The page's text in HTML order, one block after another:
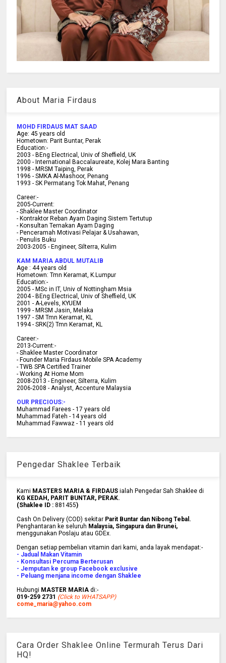
About Maria Firdaus
MOHD FIRDAUS MAT SAAD
Age: 45 years old
Hometown: Parit Buntar, Perak
Education:-
2003 -BEng Electrical, Univ of Sheffield, UK
2000 -International Baccalaureate, Kolej Mara Banting
1998 -MRSM Taiping, Perak
1996 - SMKA Al-Mashoor, Penang
1993 - SK Permatang Tok Mahat, Penang
Career:-
2005-Current:
- Shaklee Master Coordinator
- Kontraktor Reban Ayam Daging Sistem Tertutup
- Konsultan Ternakan Ayam Daging
- Penceramah Motivasi Pelajar & Usahawan,
- Penulis Buku
2003-2005 -Engineer, Silterra, Kulim
KAM MARIA ABDUL MUTALIB
Age : 44 years old
Hometown: Tmn Keramat, K.Lumpur
Education:-
2005 - MSc in IT, Univ of Nottingham Msia
2004 -BEng Electrical, Univ of Sheffield, UK
2001 - A-Levels, KYUEM
1999 -MRSM Jasin, Melaka
1997 -SM Tmn Keramat, KL
1994 -SRK(2) Tmn Keramat, KL
Career:-
2013-Current:-
- Shaklee Master Coordinator
- Founder Maria Firdaus Mobile SPA Academy
- TWB SPA Certified Trainer
- Working At Home Mom
2008-2013 - Engineer, Silterra, Kulim
2006-2008 - Analyst, Accenture Malaysia
OUR PRECIOUS:-
Muhammad Farees - 17 years old
Muhammad Fateh - 14 years old
Muhammad Fawwaz - 11 years old
Pengedar Shaklee Terbaik
Kami MASTERS MARIA & FIRDAUS ialah Pengedar Sah Shaklee di
KG KEDAH, PARIT BUNTAR, PERAK.
(Shaklee ID :881455)
Cash On Delivery (COD) sekitar Parit Buntar dan Nibong Tebal.
Penghantaran ke seluruh Malaysia, Singapura dan Brunei,
menggunakan Poslaju atau GDEx.
Dengan setiap pembelian vitamin dari kami, anda layak mendapat:-
- Jadual Makan Vitamin
- Konsultasi Percuma Berterusan
- Jemputan ke group Facebook exclusive
- Peluang menjana income dengan Shaklee
Hubungi MASTER MARIA di:-
019-259 2731 (Click to WHATSAPP)
come_maria@yahoo.com
Cara Order Shaklee Online Termurah Terus Dari
HQ!